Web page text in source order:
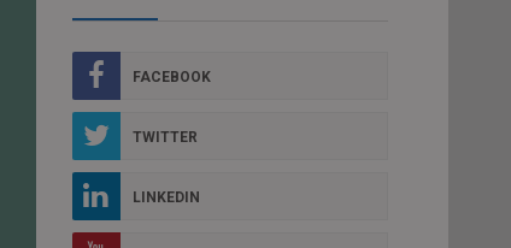
FACEBOOK
TWITTER
LINKEDIN